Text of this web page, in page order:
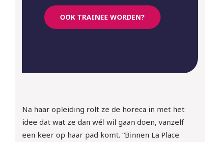
OOK TRAINEE WORDEN?
Na haar opleiding rolt ze de horeca in met het
idee dat wat ze dan wél wil gaan doen, vanzelf
een keer op haar pad komt. “Binnen La Place